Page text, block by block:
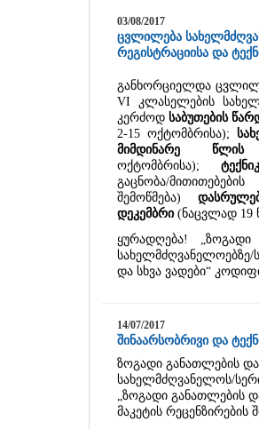
03/08/2017
ცვლილება
რეგისტრაციისა და
განხორციელდა
VI კლასელების
კერძოდსაბუთების
2-15 ოქტომბრისა);
მიმდინარე წლის
ოქტომბრისა);
გაცნობა/
შემოწმება)
დეკემბრი (ნაცვლად 19
ყურადღება!
სახელმძღვანელოებზე/
და სხვა ვადები“
14/07/2017
შინაარსობრივი და
ზოგადი განათლების
სახელმძღვანელოს/
„ზოგადი განათლების
მაკეტის რეცენზირების